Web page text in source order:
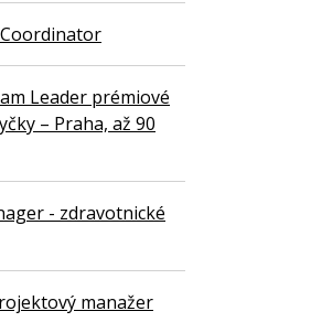
Leader prémiové
– Praha, až 90
- zdravotnické
manažer